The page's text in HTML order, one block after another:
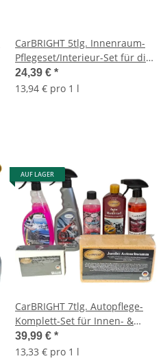
CarBRIGHT 5tlg. Innenraum-
Pflegeset/Interieur-Set für die
gründliche&professionelle
Reinigung
24,39 € *
13,94 € pro 1 l
AUF LAGER
CarBRIGHT 7tlg. Autopflege-
Komplett-Set für Innen- &
Außenreinigung
39,99 € *
13,33 € pro 1 l